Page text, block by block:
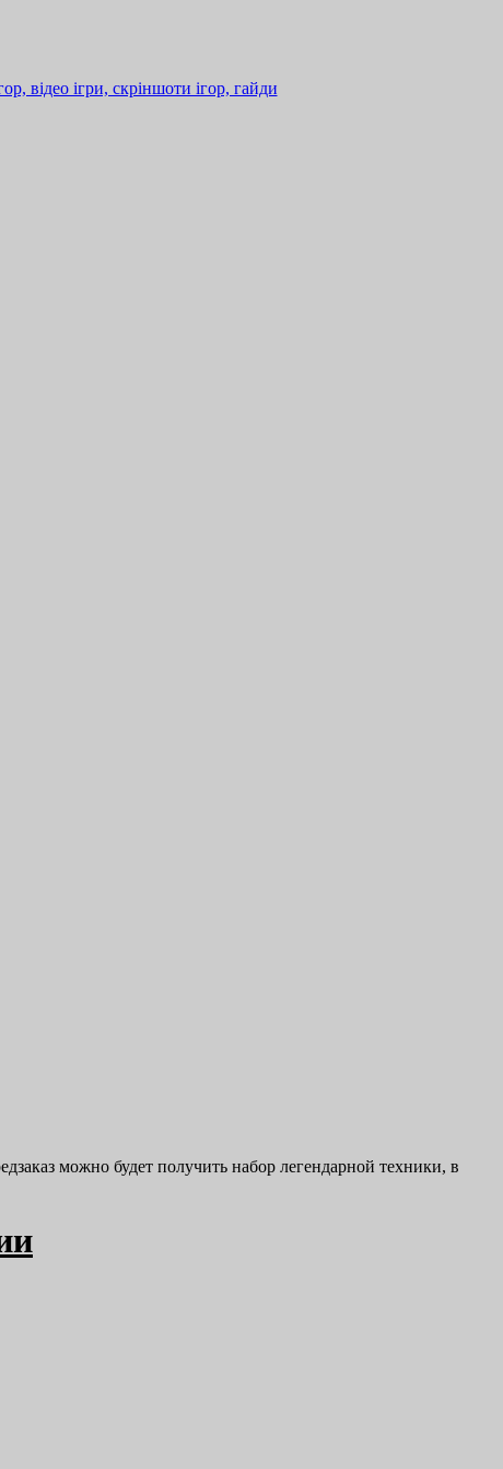
можно будет получить набор легендарной техники, в